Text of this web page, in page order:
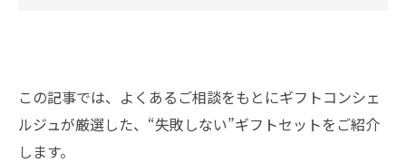
この記事では、よくあるご相談をもとにギフトコンシェ
ルジュが厳選した、“失敗しない”ギフトセットをご紹介
します。